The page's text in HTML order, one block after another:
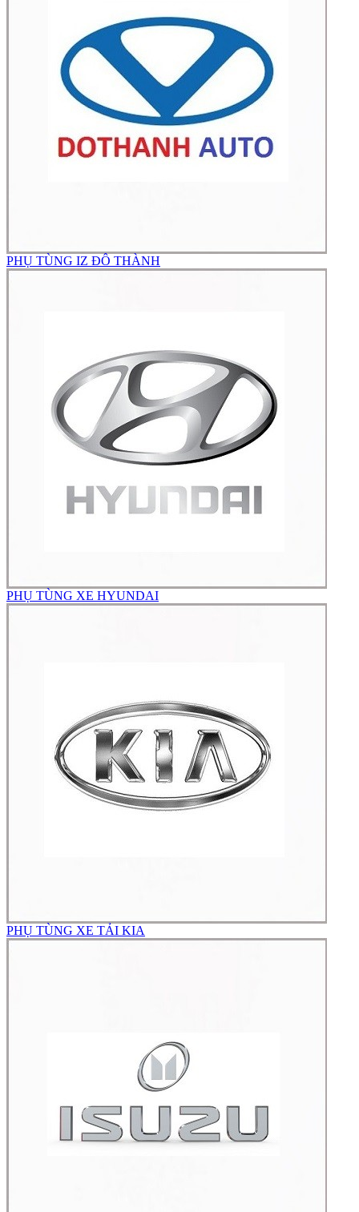
PHỤ TÙNG IZ ĐÔ THÀNH
PHỤ TÙNG XE HYUNDAI
PHỤ TÙNG XE TẢI KIA